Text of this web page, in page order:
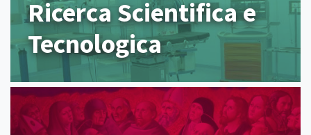
Ricerca Scientifica e
Tecnologica